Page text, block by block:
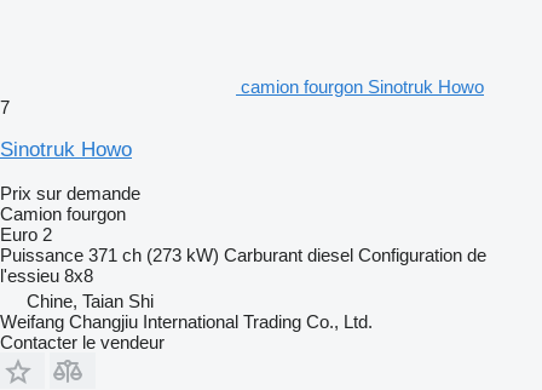
camion fourgon Sinotruk Howo
7
Sinotruk Howo
Prix sur demande
Camion fourgon
Euro 2
Puissance 371 ch (273 kW) Carburant diesel Configuration de
l'essieu 8x8
Chine, Taian Shi
Weifang Changjiu International Trading Co., Ltd.
Contacter le vendeur